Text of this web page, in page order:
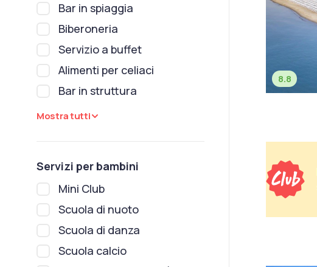
8.8
Bar in spiaggia
Biberoneria
Servizio a buffet
Alimenti per celiaci
Bar in struttura
Mostra tutti
Servizi per bambini
Mini Club
Scuola di nuoto
Scuola di danza
Scuola calcio